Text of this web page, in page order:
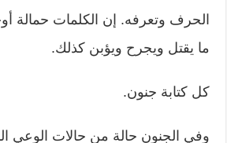
الحرف وتعرفه. إن الكلمات حمالة
ما يقتل ويجرح ويؤبن كذلك.
كل كتابة جنون.
وفي الجنون حالة من حالات الوعي